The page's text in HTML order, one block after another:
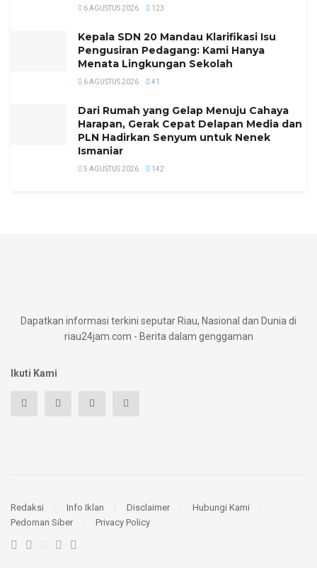
6 AGUSTUS 2026 123
Kepala SDN 20 Mandau Klarifikasi Isu
Pengusiran Pedagang: Kami Hanya
Menata Lingkungan Sekolah
6 AGUSTUS 2026 41
Dari Rumah yang Gelap Menuju Cahaya
Harapan, Gerak Cepat Delapan Media dan
PLN Hadirkan Senyum untuk Nenek
Ismaniar
5 AGUSTUS 2026 142
Dapatkan informasi terkini seputar Riau, Nasional dan Dunia di
riau24jam.com - Berita dalam genggaman
Ikuti Kami
Redaksi Info Iklan Disclaimer
Hubungi Kami
Pedoman Siber
Privacy Policy